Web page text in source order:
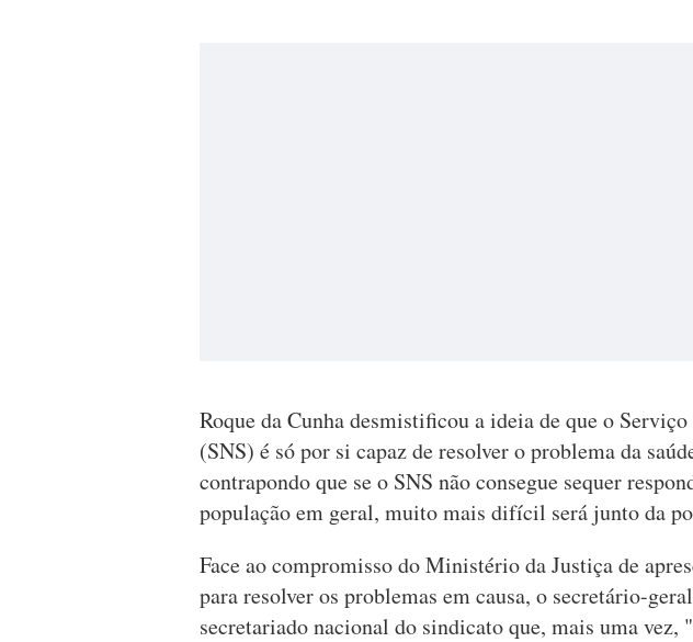
Roque da Cunha desmistificou a ideia de que o
(SNS) é só por si capaz de resolver o problema da
contrapondo que se o SNS não consegue sequer
população em geral, muito mais difícil será junto da
Face ao compromisso do Ministério da Justiça de
para resolver os problemas em causa, o secretário-
secretariado nacional do sindicato que, mais uma